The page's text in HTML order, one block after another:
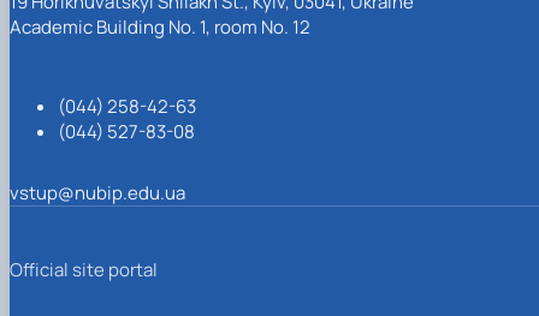
Academic Building No. 1, room No. 12
(044) 258-42-63
(044) 527-83-08
vstup@nubip.edu.ua
Official site portal